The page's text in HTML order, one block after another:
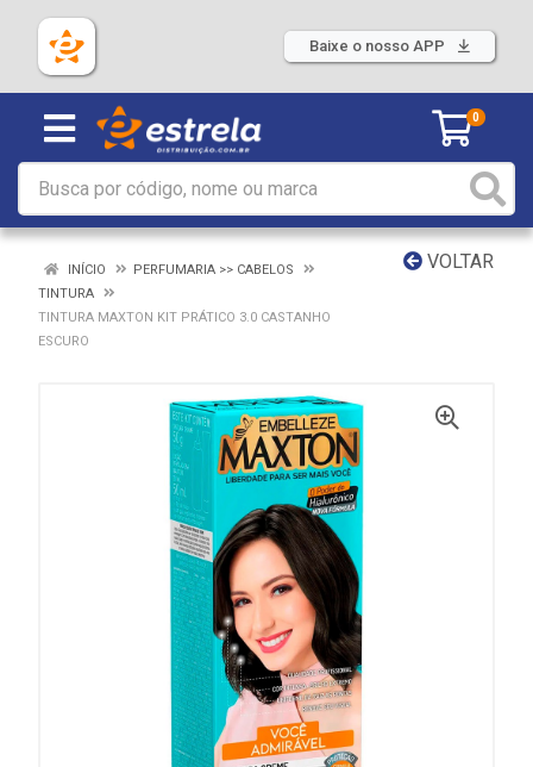
Baixe o nosso APP
0
VOLTAR
INÍCIO
PERFUMARIA >> CABELOS
TINTURA
TINTURA MAXTON KIT PRÁTICO 3.0 CASTANHO
ESCURO